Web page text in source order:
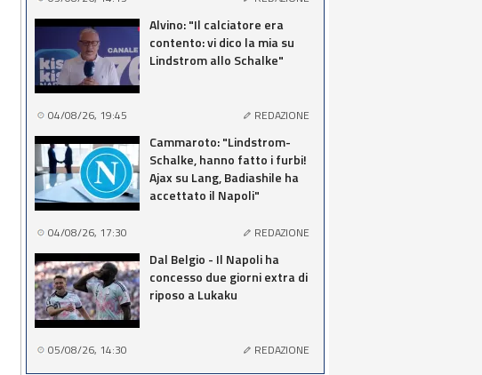
Alvino: "Il calciatore era
contento: vi dico la mia su
Lindstrom allo Schalke"
04/08/26, 19:45 REDAZIONE
Cammaroto: "Lindstrom-
Schalke, hanno fatto i furbi!
Ajax su Lang, Badiashile ha
accettato il Napoli"
04/08/26, 17:30 REDAZIONE
Dal Belgio - Il Napoli ha
concesso due giorni extra di
riposo a Lukaku
05/08/26, 14:30 REDAZIONE